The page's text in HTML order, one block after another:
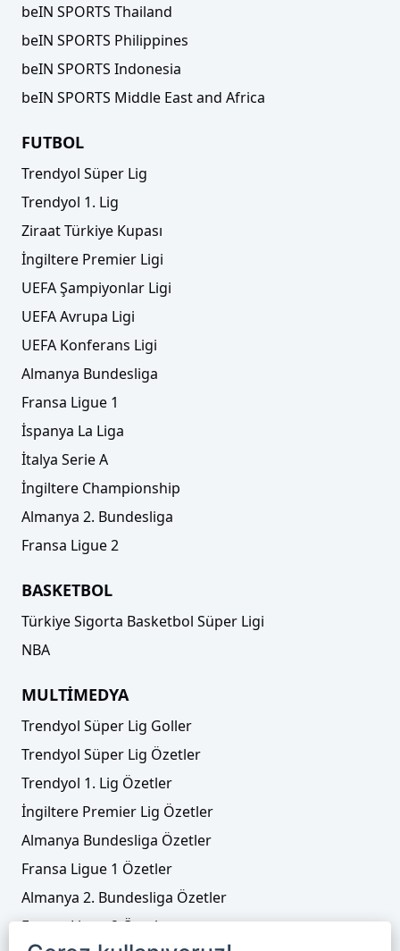
beIN SPORTS Thailand
beIN SPORTS Philippines
beIN SPORTS Indonesia
beIN SPORTS Middle East and Africa
FUTBOL
Trendyol Süper Lig
Trendyol 1. Lig
Ziraat Türkiye Kupası
İngiltere Premier Ligi
UEFA Şampiyonlar Ligi
UEFA Avrupa Ligi
UEFA Konferans Ligi
Almanya Bundesliga
Fransa Ligue 1
İspanya La Liga
İtalya Serie A
İngiltere Championship
Almanya 2. Bundesliga
Fransa Ligue 2
BASKETBOL
Türkiye Sigorta Basketbol Süper Ligi
NBA
MULTİMEDYA
Trendyol Süper Lig Goller
Trendyol Süper Lig Özetler
Trendyol 1. Lig Özetler
İngiltere Premier Lig Özetler
Almanya Bundesliga Özetler
Fransa Ligue 1 Özetler
Almanya 2. Bundesliga Özetler
Fransa Ligue 2 Özetler